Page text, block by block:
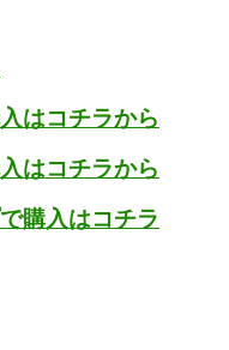
はコチラから
はコチラから
購入はコチラ